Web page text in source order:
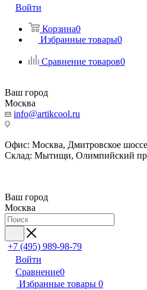
Войти
Корзина0
Избранные товары0
Сравнение товаров0
Ваш город
Москва
info@artikcool.ru
Офис: Москва, Дмитровское
Склад: Мытищи, Олимпийский
Ваш город
Москва
+7 (495) 989-98-79
Войти
Сравнение0
Избранные товары 0